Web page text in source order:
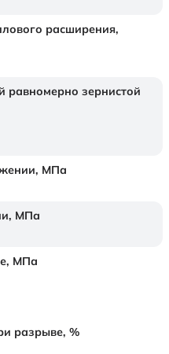
расширения,
равномерно зернистой
МПа
МПа
МПа
разрыве, %